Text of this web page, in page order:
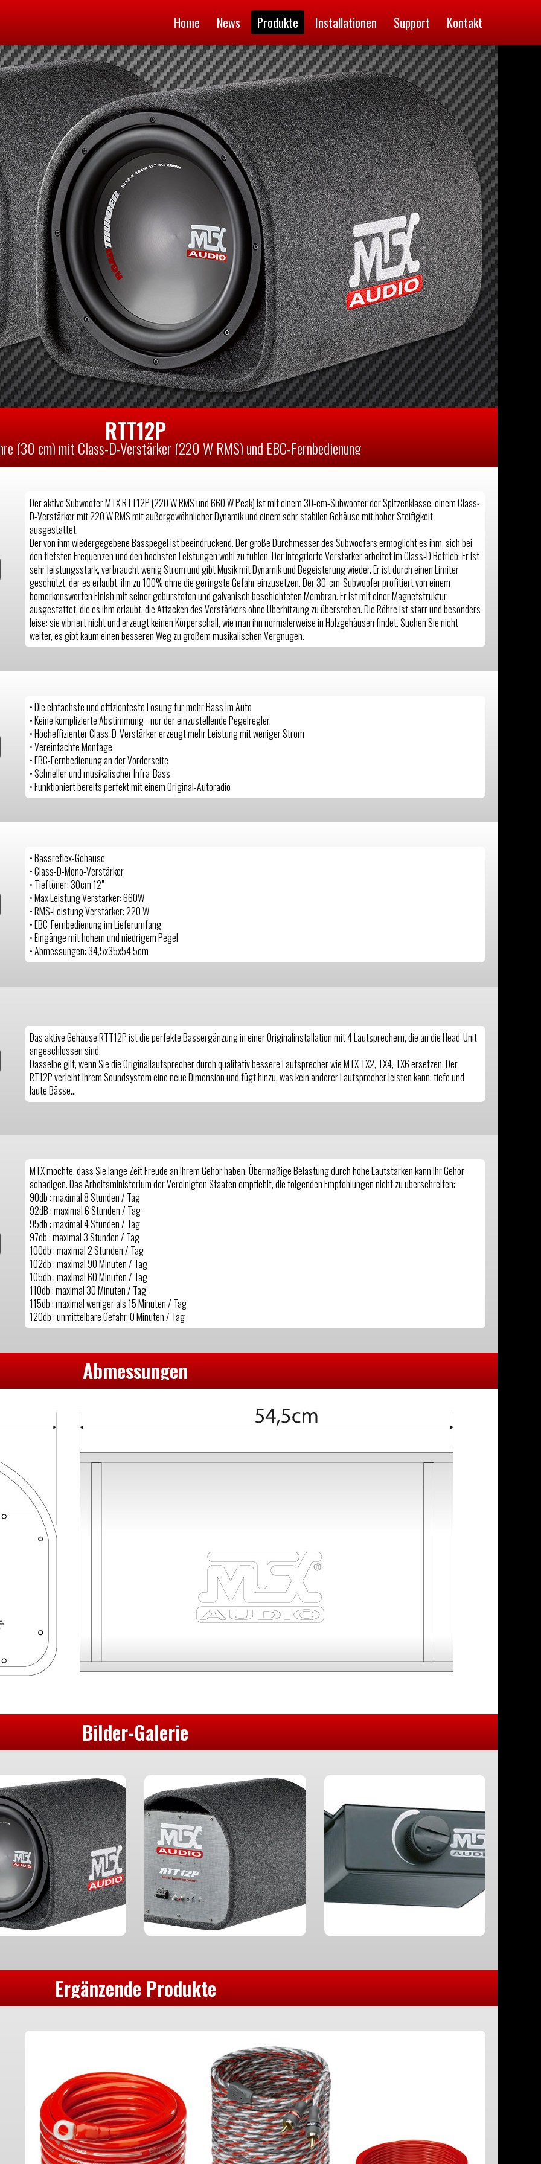
Home News Produkte Installationen Support Kontakt
RTT12P
(30 cm) mit Class-D-Verstärker (220 W RMS) und EBC-Fernbedienung
Der aktive Subwoofer MTX RTT12P (220 W RMS und 660 W Peak) ist mit einem 30-cm-Subwoofer der Spitzenklasse, einem Class-
D-Verstärker mit 220 W RMS mit außergewöhnlicher Dynamik und einem sehr stabilen Gehäuse mit hoher Steifigkeit
ausgestattet.
Der von ihm wiedergegebene Basspegel ist beeindruckend. Der große Durchmesser des Subwoofers ermöglicht es ihm, sich bei
den tiefsten Frequenzen und den höchsten Leistungen wohl zu fühlen. Der integrierte Verstärker arbeitet im Class-D Betrieb: Er ist
sehr leistungsstark, verbraucht wenig Strom und gibt Musik mit Dynamik und Begeisterung wieder. Er ist durch einen Limiter
geschützt, der es erlaubt, ihn zu 100% ohne die geringste Gefahr einzusetzen. Der 30-cm-Subwoofer profitiert von einem
bemerkenswerten Finish mit seiner gebürsteten und galvanisch beschichteten Membran. Er ist mit einer Magnetstruktur
ausgestattet, die es ihm erlaubt, die Attacken des Verstärkers ohne Überhitzung zu überstehen. Die Röhre ist starr und besonders
leise: sie vibriert nicht und erzeugt keinen Körperschall, wie man ihn normalerweise in Holzgehäusen findet. Suchen Sie nicht
weiter, es gibt kaum einen besseren Weg zu großem musikalischen Vergnügen.
• Die einfachste und effizienteste Lösung für mehr Bass im Auto
• Keine komplizierte Abstimmung - nur der einzustellende Pegelregler.
• Hocheffizienter Class-D-Verstärker erzeugt mehr Leistung mit weniger Strom
• Vereinfachte Montage
• EBC-Fernbedienung an der Vorderseite
• Schneller und musikalischer Infra-Bass
• Funktioniert bereits perfekt mit einem Original-Autoradio
• Bassreflex-Gehäuse
• Class-D-Mono-Verstärker
• Tieftöner: 30cm 12"
• Max Leistung Verstärker: 660W
• RMS-Leistung Verstärker: 220 W
• EBC-Fernbedienung im Lieferumfang
• Eingänge mit hohem und niedrigem Pegel
• Abmessungen: 34,5x35x54,5cm
Das aktive Gehäuse RTT12P ist die perfekte Bassergänzung in einer Originalinstallation mit 4 Lautsprechern, die an die Head-Unit
angeschlossen sind.
Dasselbe gilt, wenn Sie die Originallautsprecher durch qualitativ bessere Lautsprecher wie MTX TX2, TX4, TX6 ersetzen. Der
RT12P verleiht Ihrem Soundsystem eine neue Dimension und fügt hinzu, was kein anderer Lautsprecher leisten kann: tiefe und
laute Bässe...
MTX möchte, dass Sie lange Zeit Freude an Ihrem Gehör haben. Übermäßige Belastung durch hohe Lautstärken kann Ihr Gehör
schädigen. Das Arbeitsministerium der Vereinigten Staaten empfiehlt, die folgenden Empfehlungen nicht zu überschreiten:
90db : maximal 8 Stunden / Tag
92dB : maximal 6 Stunden / Tag
95db : maximal 4 Stunden / Tag
97db : maximal 3 Stunden / Tag
100db : maximal 2 Stunden / Tag
102db : maximal 90 Minuten / Tag
105db : maximal 60 Minuten / Tag
110db : maximal 30 Minuten / Tag
115db : maximal weniger als 15 Minuten / Tag
120db : unmittelbare Gefahr, 0 Minuten / Tag
Abmessungen
Bilder-Galerie
Ergänzende Produkte